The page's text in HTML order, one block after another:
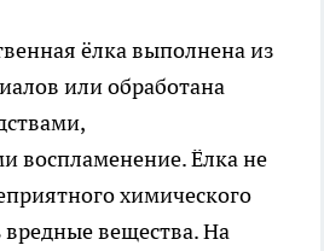
ёлка выполнена из
или обработана
воспламенение. Ёлка не
химического
вредные вещества. На